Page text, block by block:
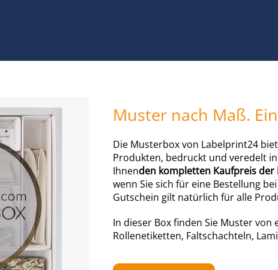
Muster nach Maß.
Die Musterbox von Labelprint24
Produkten, bedruckt und veredelt
Ihnenden kompletten Kaufpreis
wenn Sie sich für eine Bestellung
Gutschein gilt natürlich für alle
In dieser Box finden Sie Muster
Rollenetiketten, Faltschachteln,